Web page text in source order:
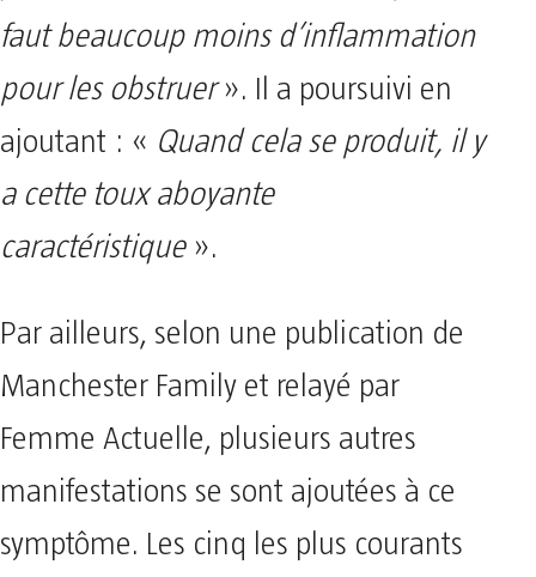
faut beaucoup moins d’inflammation
pour les obstruer». Il a poursuivi en
ajoutant : « Quand cela se produit, il y
a cette toux aboyante
caractéristique».
Par ailleurs, selon une publication de
Manchester Family et relayé par
Femme Actuelle, plusieurs autres
manifestations se sont ajoutées à ce
symptôme. Les cinq les plus courants